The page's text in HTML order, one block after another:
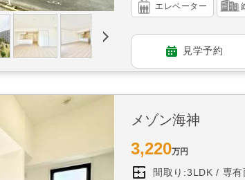
エレベーター
見学予約
メゾン海神
3,220万円
間取り:3LDK 専